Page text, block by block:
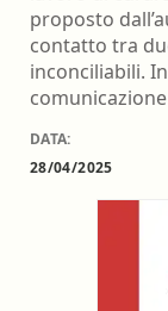
proposto
contatto tra
inconciliabili.
comunicazione
DATA:
28/04/2025